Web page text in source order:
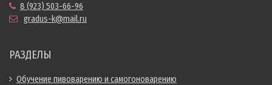
8 (923) 503-66-96
gradus-k@mail.ru
РАЗДЕЛЫ
Обучение пивоварению и самогоноварению